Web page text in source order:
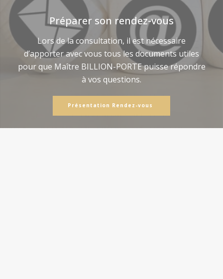
Préparer son rendez-vous
Lors de la consultation, il est nécessaire
d’apporter avec vous tous les documents utiles
pour que Maître BILLION-PORTE puisse répondre
à vos questions.
Présentation Rendez-vous